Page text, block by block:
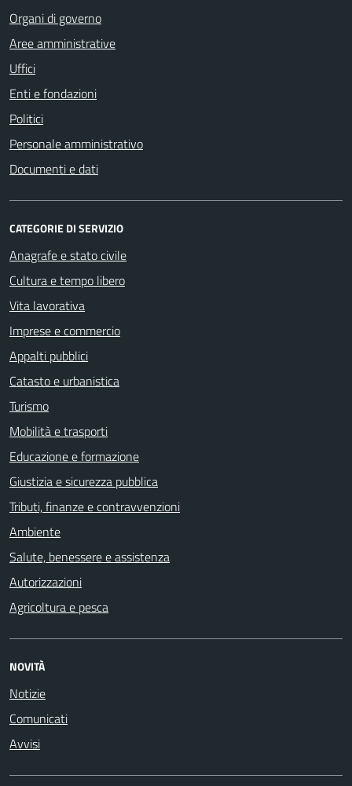
Organi di governo
Aree amministrative
Uffici
Enti e fondazioni
Politici
Personale amministrativo
Documenti e dati
CATEGORIE DI SERVIZIO
Anagrafe e stato civile
Cultura e tempo libero
Vita lavorativa
Imprese e commercio
Appalti pubblici
Catasto e urbanistica
Turismo
Mobilità e trasporti
Educazione e formazione
Giustizia e sicurezza pubblica
Tributi, finanze e contravvenzioni
Ambiente
Salute, benessere e assistenza
Autorizzazioni
Agricoltura e pesca
NOVITÀ
Notizie
Comunicati
Avvisi